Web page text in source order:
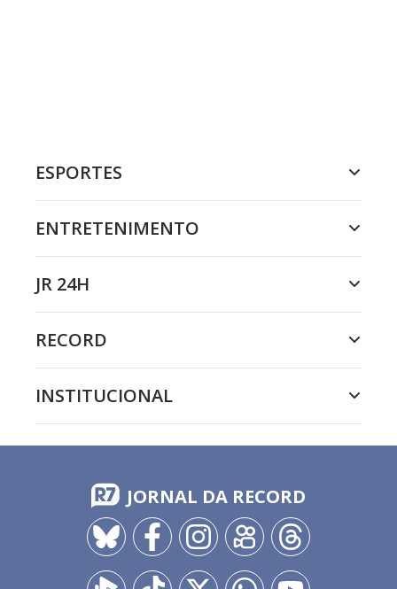
ESPORTES
ENTRETENIMENTO
JR 24H
RECORD
INSTITUCIONAL
JORNAL DA RECORD